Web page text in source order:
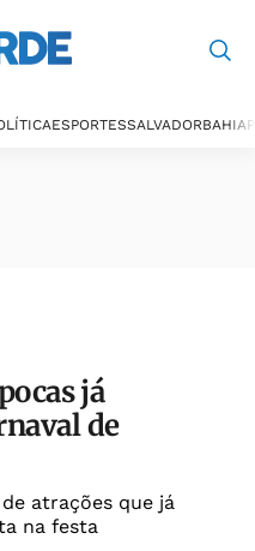
ESPORTESSALVADORBAHIA
já
de
atrações que já
na festa